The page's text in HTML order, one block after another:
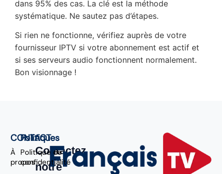
dans 95% des cas. La clé est la méthode
systématique. Ne sautez pas d’étapes.
Si rien ne fonctionne, vérifiez auprès de votre
fournisseur IPTV si votre abonnement est actif et
si ses serveurs audio fonctionnent normalement.
Bon visionnage !
CONTACT
À
propos
Politiques
Politique de
confidentialité
Contactez
notre